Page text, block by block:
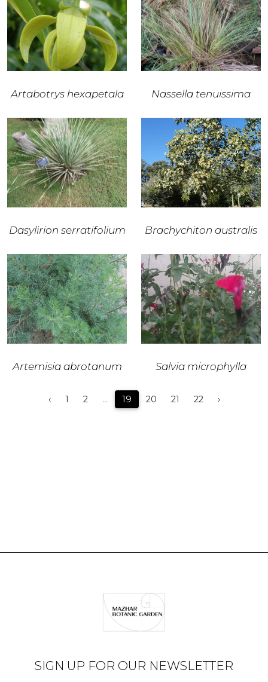
Artabotrys hexapetala Nassella tenuissima
Dasylirion serratifolium Brachychiton australis
Artemisia abrotanum Salvia microphylla
‹ 1 2 ... 19 20 21 22 ›
SIGN UP FOR OUR NEWSLETTER